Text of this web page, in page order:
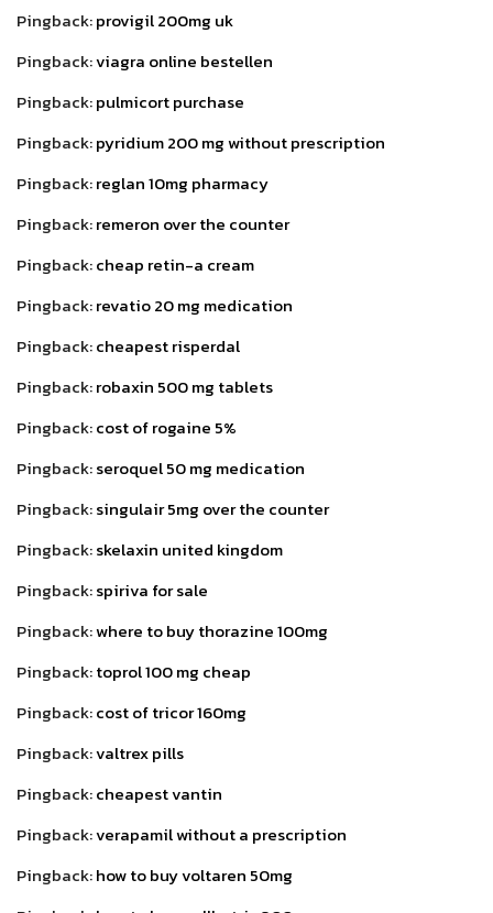
Pingback:provigil 200mg uk
Pingback:viagra online bestellen
Pingback:pulmicort purchase
Pingback:pyridium 200 mg without prescription
Pingback:reglan 10mg pharmacy
Pingback:remeron over the counter
Pingback:cheap retin-a cream
Pingback:revatio 20 mg medication
Pingback:cheapest risperdal
Pingback:robaxin 500 mg tablets
Pingback:cost of rogaine 5%
Pingback:seroquel 50 mg medication
Pingback:singulair 5mg over the counter
Pingback:skelaxin united kingdom
Pingback:spiriva for sale
Pingback:where to buy thorazine 100mg
Pingback:toprol 100 mg cheap
Pingback:cost of tricor 160mg
Pingback:valtrex pills
Pingback:cheapest vantin
Pingback:verapamil without a prescription
Pingback:how to buy voltaren 50mg